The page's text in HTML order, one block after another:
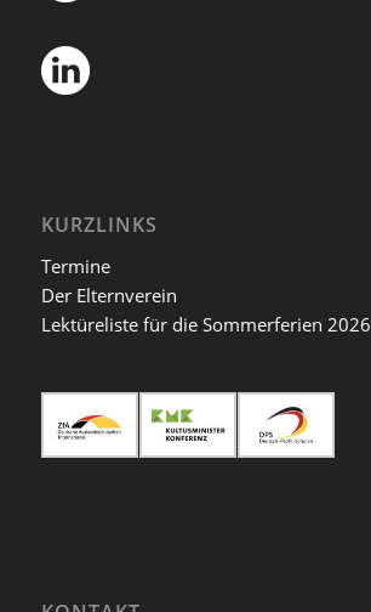
KURZLINKS
Termine
Der Elternverein
Lektüreliste für die Sommerferien 2026